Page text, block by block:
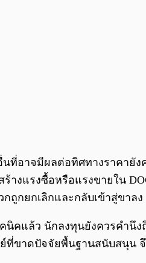
นที่อาจมีผลต่อทิศทางราคายั
ร้างแรงซื้อหรือแรงขายใน
ถูกยกเลิกและกลับเข้าสู่ขาลง
นิคแล้ว นักลงทุนยังควรคำนึง
ที่ขาดปัจจัยพื้นฐานสนับสนุน